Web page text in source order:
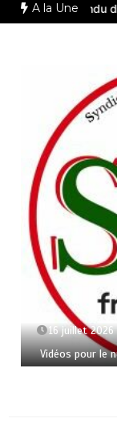
A la Une
compte rendu du
16 juillet 2026
Vidéos pour le